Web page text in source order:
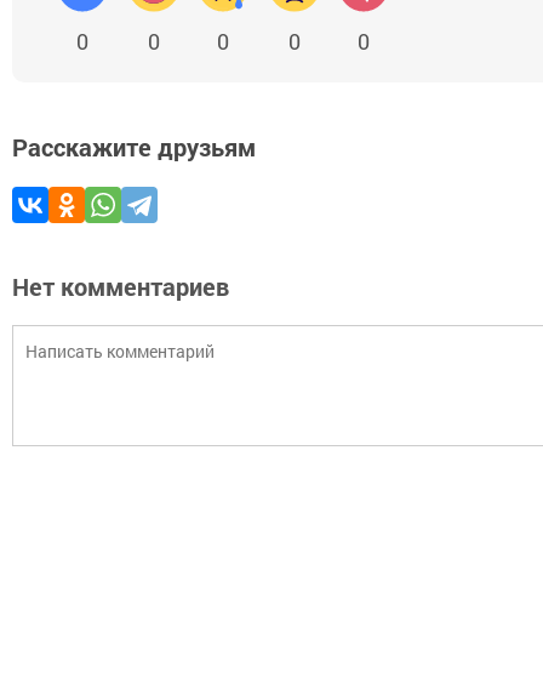
0 0 0 0 0
Расскажите друзьям
Нет комментариев